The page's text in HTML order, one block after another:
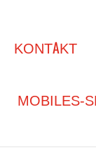
KONTAKT
MOBILES-